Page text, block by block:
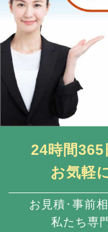
24時間
お気軽
お見積･事前
私たち専